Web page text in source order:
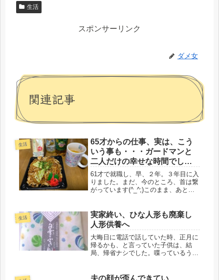
生活
スポンサーリンク
ダメ女
関連記事
生活
65才からの仕事、実は、こう
いう事も・・・ガードマンと
二人だけの幸せな時間でし
た。
61才で就職し、早、２年。３年目に入
りました。まだ、今のところ、首は繋
がっています(^_^;)このまま、あと２
を送ってくれているからだと感謝して
います。それで、65才になっ...
生活
実家終い、ひな人形も廃棄し
人形供養へ
大晦日に電話で話していた時、正月に
帰るかも、と言っていた子供は、結
局、帰省ナシでした。喋っているうち
なく、帰りは上りラッシュだと思う。
夫の顔が歪んできてい